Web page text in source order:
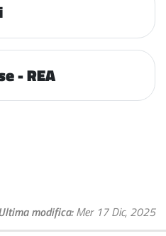
- REA
modifica Mer 17 Dic, 2025